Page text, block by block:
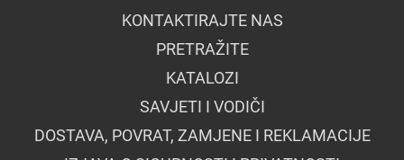
KONTAKTIRAJTE NAS
PRETRAŽITE
KATALOZI
SAVJETI I VODIČI
DOSTAVA, POVRAT, ZAMJENE I REKLAMACIJE